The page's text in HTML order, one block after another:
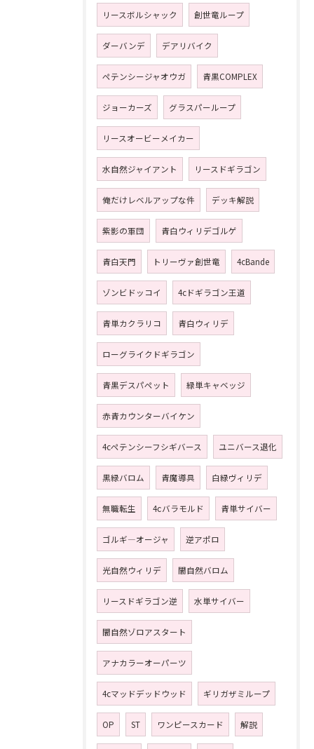
リースボルシャック 創世竜ループ
ダーバンデ デアリバイク
ペテンシージャオウガ 青黒COMPLEX
ジョーカーズ グラスパーループ
リースオービーメイカー
水自然ジャイアント リースドギラゴン
俺だけレベルアップな件 デッキ解説
紫影の軍団 青白ウィリデゴルゲ
青白天門 トリーヴァ創世竜 4cBande
ゾンビドッコイ 4cドギラゴン王道
青単カクラリコ 青白ウィリデ
ローグライクドギラゴン
青黒デスパペット 緑単キャベッジ
赤青カウンターバイケン
4cペテンシーフシギバース ユニバース退化
黒緑バロム 青魔導具 白緑ヴィリデ
無職転生 4ⅽバラモルド 青単サイバー
ゴルギ―オージャ 逆アポロ
光自然ウィリデ 闇自然バロム
リースドギラゴン逆 水単サイバー
闇自然ゾロアスタート
アナカラーオーパーツ
4cマッドデッドウッド ギリガザミループ
OP ST ワンピースカード 解説